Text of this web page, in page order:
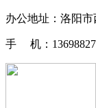
办公地址：洛阳
手 机：